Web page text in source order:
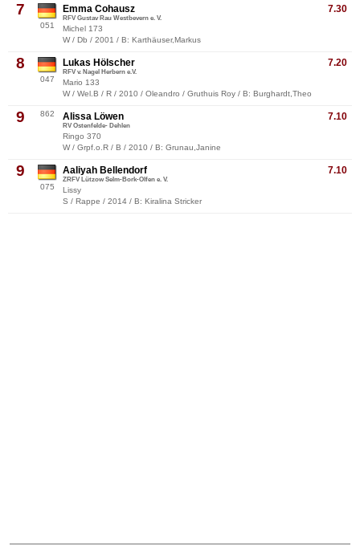
7
051
7.30
Emma Cohausz
RFV Gustav Rau Westbevern e. V.
Michel 173
W / Db / 2001 / B: Karthäuser,Markus
8
047
7.20
Lukas Hölscher
RFV v. Nagel Herbern e.V.
Mario 133
W / Wel.B / R / 2010 / Oleandro / Gruthuis Roy / B: Burghardt,Theo
9 862 7.10
Alissa Löwen
RV Ostenfelde- Dehlen
Ringo 370
W / Grpf.o.R / B / 2010 / B: Grunau,Janine
9
075
7.10
Aaliyah Bellendorf
ZRFV Lützow Selm-Bork-Olfen e. V.
Lissy
S / Rappe / 2014 / B: Kiralina Stricker